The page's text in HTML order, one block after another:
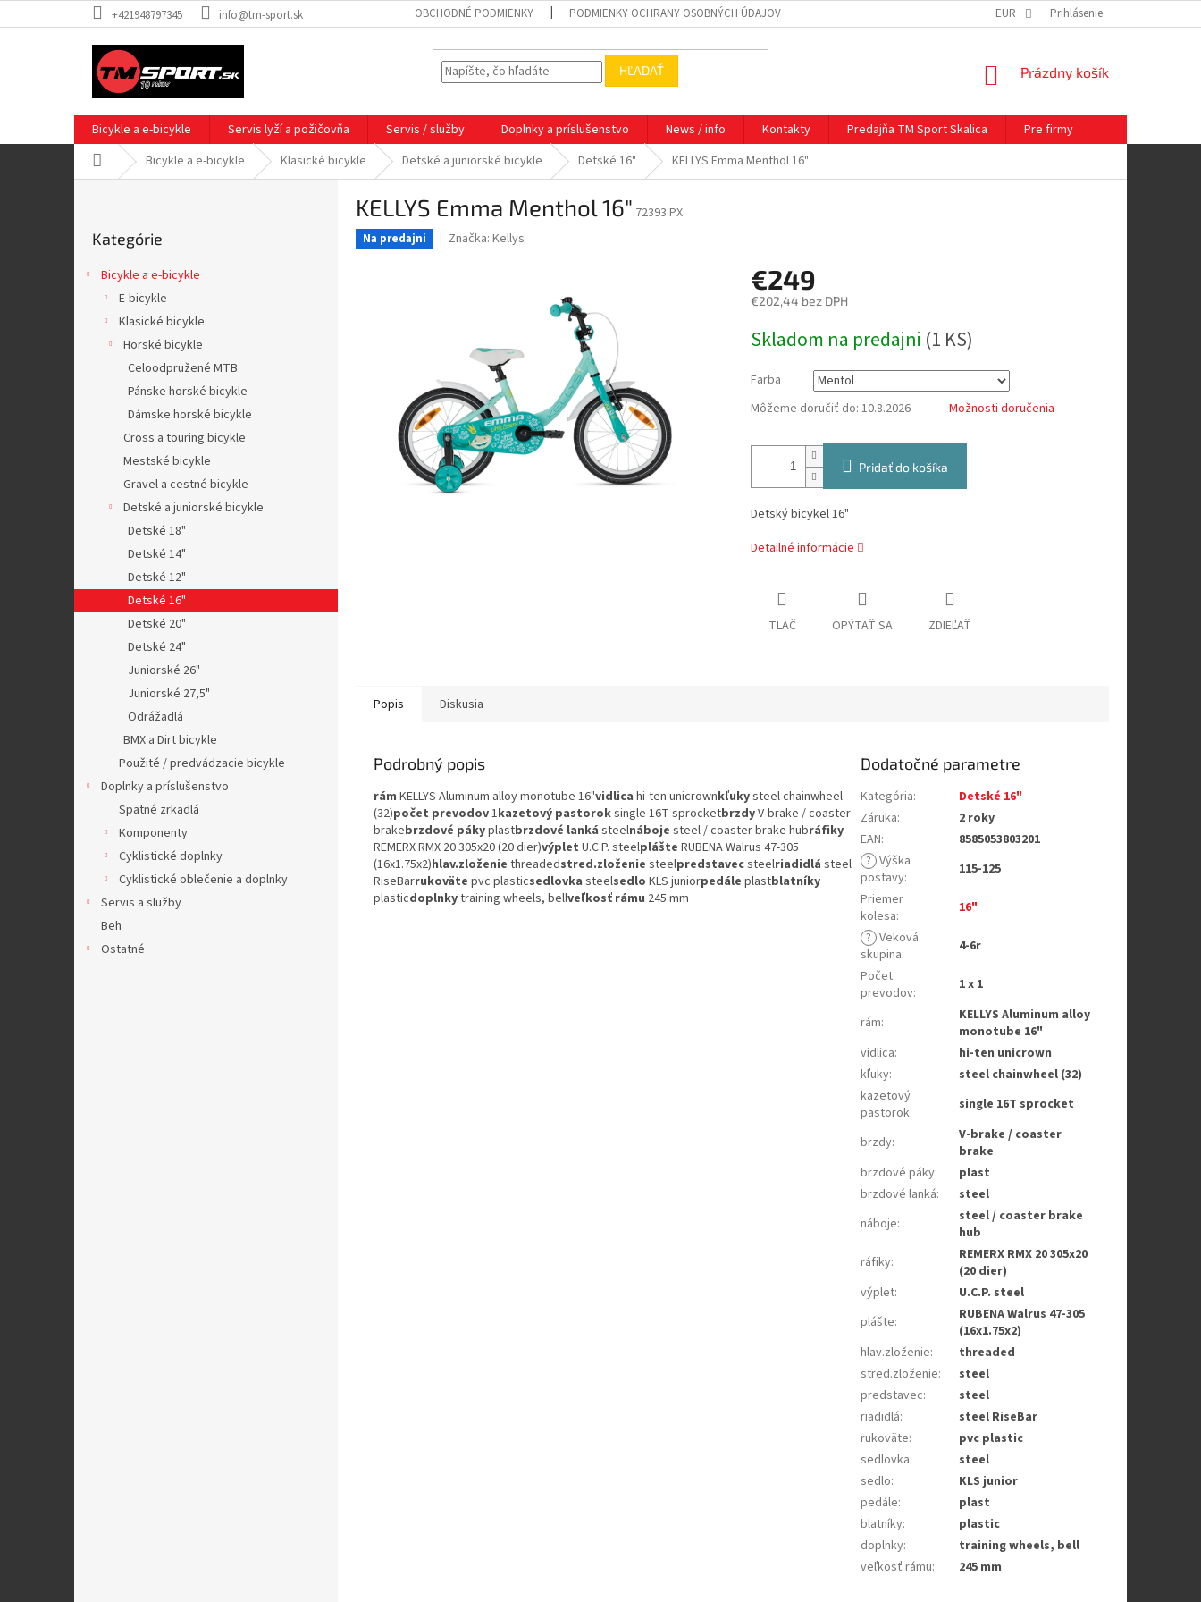
na
+421948797345 info@tm-sport.sk OBCHODNÉ PODMIENKY PODMIENKY OCHRANY OSOBNÝCH ÚDAJOV EUR Prihlásenie
HĽADAŤ
NÁKUPNÝ
Prázdny košík
Bicykle a e-bicykle Servis lyží a požičovňa Servis / služby Doplnky a príslušenstvo News / info Kontakty Predajňa TM Sport Skalica
Pre firmy
DomovBicykle a e-bicykle Klasické bicykle Detské a juniorské bicykle Detské 16" KELLYS Emma Menthol 16"
kategórie
Kategórie
Bicykle a e-bicykle
E-bicykle
Klasické bicykle
Horské bicykle
Celoodpružené MTB
Pánske horské bicykle
Dámske horské bicykle
Cross a touring bicykle
Mestské bicykle
Gravel a cestné bicykle
Detské a juniorské bicykle
Detské 18"
Detské 14"
Detské 12"
Detské 16"
Detské 20"
Detské 24"
Juniorské 26"
Juniorské 27,5"
Odrážadlá
BMX a Dirt bicykle
Použité / predvádzacie bicykle
Doplnky a príslušenstvo
Spätné zrkadlá
Komponenty
Cyklistické doplnky
Cyklistické oblečenie a doplnky
Servis a služby
Beh
Ostatné
KELLYS Emma Menthol 16" 72393.PX
Na predajni Značka: Kellys
€249
€202,44 bez DPH
cena:
Skladom na predajni (1 KS)
Farba
Môžeme doručiť do: 10.8.2026 Možnosti doručenia
Pridať do košíka
Detský bicykel 16"
Detailné informácie
TLAČ OPÝTAŤ SA ZDIEĽAŤ
Popis Diskusia
Podrobný popis
rám KELLYS Aluminum alloy monotube 16"vidlica hi-ten unicrownkľukysteel chainwheel
(32)počet prevodov1kazetový pastoroksingle 16T sprocketbrzdyV-brake / coaster
brakebrzdové pákyplastbrzdové lanká steelnáboje steel / coaster brake hubráfiky
REMERX RMX 20 305x20 (20 dier)výplet U.C.P. steelplášte RUBENA Walrus 47-305
(16x1.75x2)hlav.zloženie threadedstred.zloženie steelpredstavecsteelriadidlá steel
RiseBarrukoväte pvc plasticsedlovka steelsedlo KLS juniorpedále plastblatníky
plasticdoplnkytraining wheels, bellveľkosť rámu 245 mm
Dodatočné parametre
Kategória:
Detské 16"
Záruka:
2 roky
EAN:
8585053803201
? Výška
postavy:
115-125
Priemer
kolesa:
16"
? Veková
skupina:
4-6r
Počet
prevodov: 1 x 1
rám:
KELLYS Aluminum alloy
monotube 16"
vidlica:
hi-ten unicrown
kľuky:
steel chainwheel (32)
kazetový
pastorok: single 16T sprocket
brzdy:
V-brake / coaster
brake
brzdové páky:
plast
brzdové lanká:
steel
náboje:
steel / coaster brake
hub
ráfiky:
REMERX RMX 20 305x20
(20 dier)
výplet:
U.C.P. steel
plášte:
RUBENA Walrus 47-305
(16x1.75x2)
hlav.zloženie:
threaded
stred.zloženie:
steel
predstavec:
steel
riadidlá:
steel RiseBar
rukoväte:
pvc plastic
sedlovka:
steel
sedlo:
KLS junior
pedále:
plast
blatníky:
plastic
doplnky:
training wheels, bell
veľkosť rámu: 245 mm